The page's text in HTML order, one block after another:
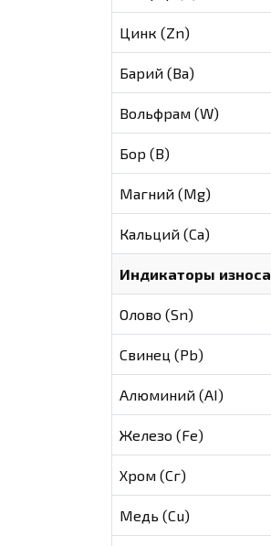
Цинк (Zn)
Барий (Ва)
Вольфрам (W)
Бор (В)
Магний (Mg)
Кальций (Са)
Индикаторы износа
Олово (Sn)
Свинец (Pb)
Алюминий (AI)
Железо (Fe)
Хром (Сг)
Медь (Cu)